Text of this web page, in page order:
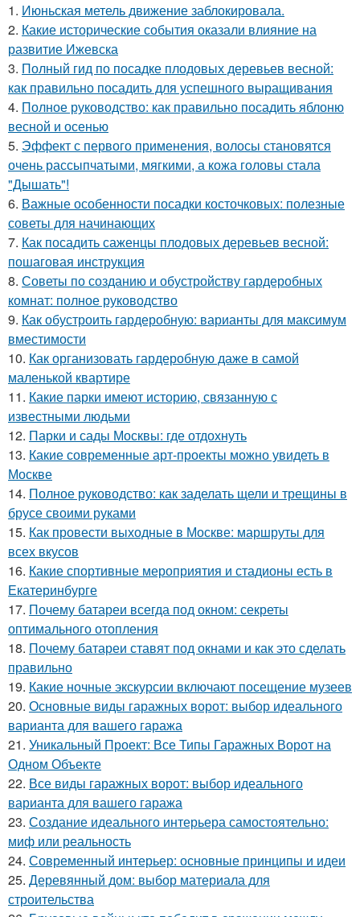
1. Июньская метель движение заблокировала.
2. Какие исторические события оказали влияние на
развитие Ижевска
3. Полный гид по посадке плодовых деревьев весной:
как правильно посадить для успешного выращивания
4. Полное руководство: как правильно посадить яблоню
весной и осенью
5. Эффект с первого применения, волосы становятся
очень рассыпчатыми, мягкими, а кожа головы стала
"Дышать"!
6. Важные особенности посадки косточковых: полезные
советы для начинающих
7. Как посадить саженцы плодовых деревьев весной:
пошаговая инструкция
8. Советы по созданию и обустройству гардеробных
комнат: полное руководство
9. Как обустроить гардеробную: варианты для максимум
вместимости
10. Как организовать гардеробную даже в самой
маленькой квартире
11. Какие парки имеют историю, связанную с
известными людьми
12. Парки и сады Москвы: где отдохнуть
13. Какие современные арт-проекты можно увидеть в
Москве
14. Полное руководство: как заделать щели и трещины в
брусе своими руками
15. Как провести выходные в Москве: маршруты для
всех вкусов
16. Какие спортивные мероприятия и стадионы есть в
Екатеринбурге
17. Почему батареи всегда под окном: секреты
оптимального отопления
18. Почему батареи ставят под окнами и как это сделать
правильно
19. Какие ночные экскурсии включают посещение музеев
20. Основные виды гаражных ворот: выбор идеального
варианта для вашего гаража
21. Уникальный Проект: Все Типы Гаражных Ворот на
Одном Объекте
22. Все виды гаражных ворот: выбор идеального
варианта для вашего гаража
23. Создание идеального интерьера самостоятельно:
миф или реальность
24. Современный интерьер: основные принципы и идеи
25. Деревянный дом: выбор материала для
строительства